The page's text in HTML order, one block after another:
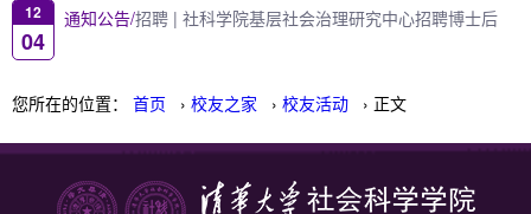
您所在的位置： 首页 › 校友之家 › 校友活动 › 正文
12
04
通知公告/招聘 | 社科学院基层社会治理研究中心招聘博士后